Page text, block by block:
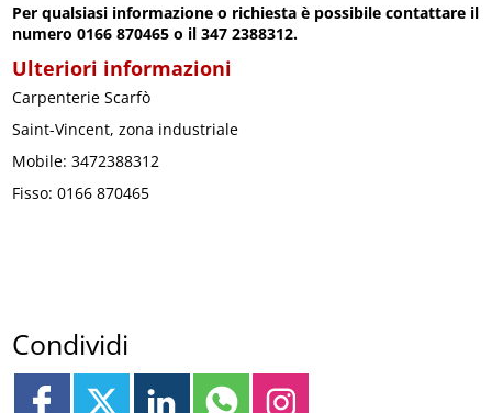
Per qualsiasi informazione o richiesta è possibile contattare il
numero 0166 870465 o il 347 2388312.
Ulteriori informazioni
Carpenterie Scarfò
Saint-Vincent, zona industriale
Mobile: 3472388312
Fisso: 0166 870465
Condividi